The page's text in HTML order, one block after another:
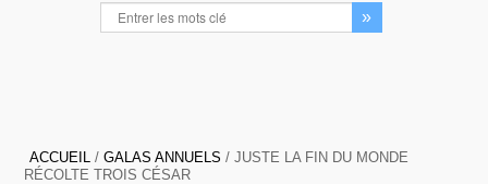
ACCUEIL /GALAS ANNUELS /JUSTE LA FIN DU MONDE
RÉCOLTE TROIS CÉSAR